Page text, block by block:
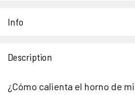
Info
Description
¿Cómo calienta el horno de